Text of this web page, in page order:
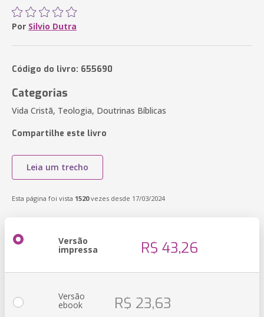
Por Silvio Dutra
Código do livro: 655690
Categorias
Vida Cristã, Teologia, Doutrinas Bíblicas
Compartilhe este livro
Leia um trecho
Esta página foi vista 1520vezes desde 17/03/2024
Versão
impressa R$ 43,26
Versão
ebook R$ 23,63